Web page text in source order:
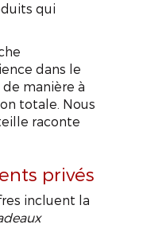
qui
dans le
manière à
totale. Nous
raconte
privés
incluent la